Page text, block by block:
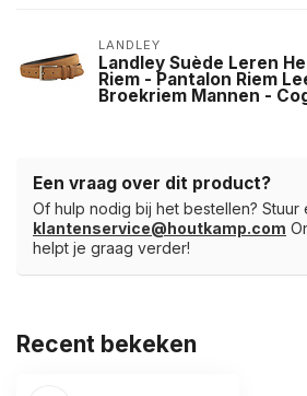
LANDLEY
Landley Suède Leren
Riem - Pantalon Riem
Broekriem Mannen -
Een vraag over dit product?
Of hulp nodig bij het bestellen? Stuur
klantenservice@houtkamp.com
helpt je graag verder!
Recent bekeken